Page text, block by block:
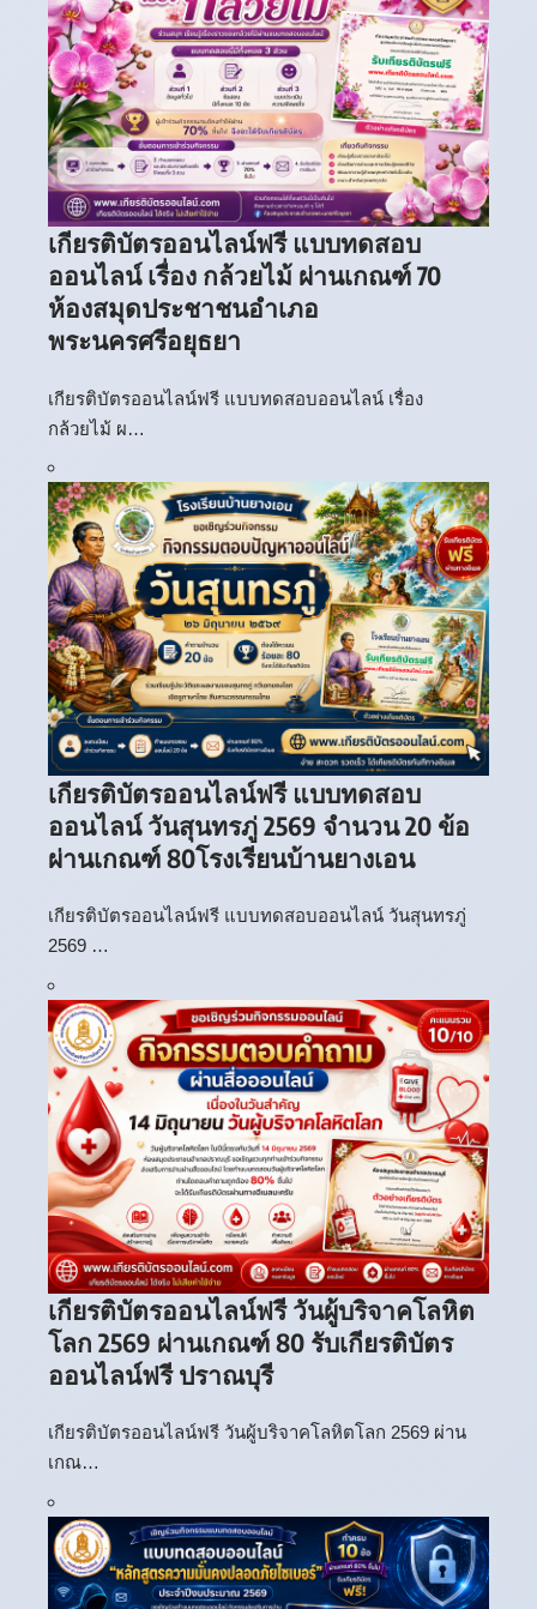
เกียรติบัตรออนไลน์ฟรี แบบทดสอบ
ออนไลน์ เรื่อง กล้วยไม้ ผ่านเกณฑ์ 70
ห้องสมุดประชาชนอำเภอ
พระนครศรีอยุธยา
เกียรติบัตรออนไลน์ฟรี แบบทดสอบออนไลน์ เรื่อง
กล้วยไม้ ผ…
เกียรติบัตรออนไลน์ฟรี แบบทดสอบ
ออนไลน์ วันสุนทรภู่ 2569 จำนวน 20 ข้อ
ผ่านเกณฑ์ 80โรงเรียนบ้านยางเอน
เกียรติบัตรออนไลน์ฟรี แบบทดสอบออนไลน์ วันสุนทรภู่
2569 …
เกียรติบัตรออนไลน์ฟรี วันผู้บริจาคโลหิต
โลก 2569 ผ่านเกณฑ์ 80 รับเกียรติบัตร
ออนไลน์ฟรี ปราณบุรี
เกียรติบัตรออนไลน์ฟรี วันผู้บริจาคโลหิตโลก 2569 ผ่าน
เกณ…